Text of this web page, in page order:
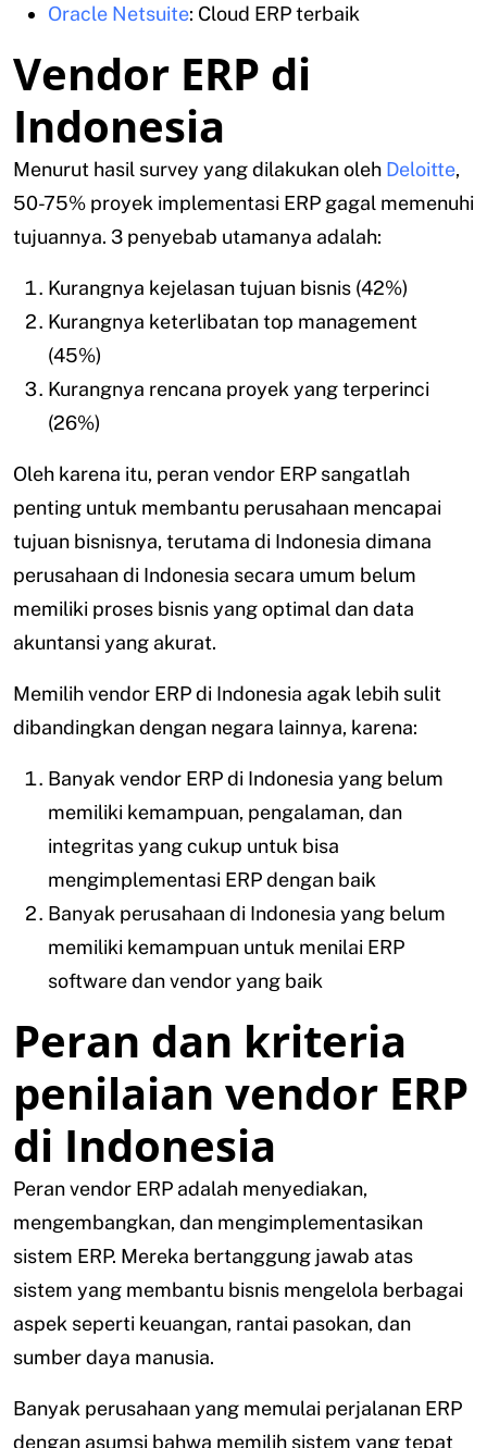
Oracle Netsuite: Cloud ERP terbaik
Vendor ERP di
Indonesia
Menurut hasil survey yang dilakukan oleh Deloitte,
50-75% proyek implementasi ERP gagal memenuhi
tujuannya. 3 penyebab utamanya adalah:
Kurangnya kejelasan tujuan bisnis (42%)
Kurangnya keterlibatan top management
(45%)
Kurangnya rencana proyek yang terperinci
(26%)
Oleh karena itu, peran vendor ERP sangatlah
penting untuk membantu perusahaan mencapai
tujuan bisnisnya, terutama di Indonesia dimana
perusahaan di Indonesia secara umum belum
memiliki proses bisnis yang optimal dan data
akuntansi yang akurat.
Memilih vendor ERP di Indonesia agak lebih sulit
dibandingkan dengan negara lainnya, karena:
Banyak vendor ERP di Indonesia yang belum
memiliki kemampuan, pengalaman, dan
integritas yang cukup untuk bisa
mengimplementasi ERP dengan baik
Banyak perusahaan di Indonesia yang belum
memiliki kemampuan untuk menilai ERP
software dan vendor yang baik
Peran dan kriteria
penilaian vendor ERP
di Indonesia
Peran vendor ERP adalah menyediakan,
mengembangkan, dan mengimplementasikan
sistem ERP. Mereka bertanggung jawab atas
sistem yang membantu bisnis mengelola berbagai
aspek seperti keuangan, rantai pasokan, dan
sumber daya manusia.
Banyak perusahaan yang memulai perjalanan ERP
dengan asumsi bahwa memilih sistem yang tepat